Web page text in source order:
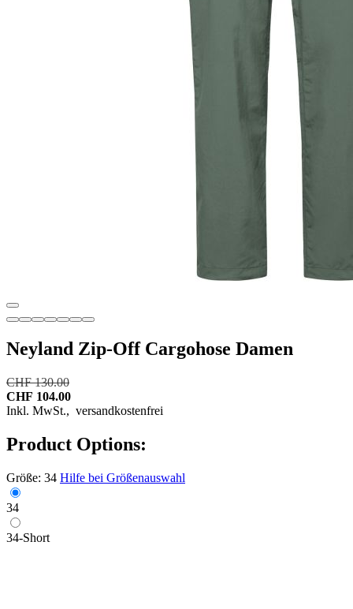
Neyland Zip-Off Cargohose Damen
CHF 130.00
CHF 104.00
Inkl. MwSt., versandkostenfrei
Product Options:
Größe: 34 Hilfe bei Größenauswahl
34
34-Short